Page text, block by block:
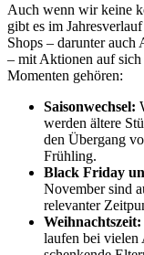
Auch wenn wir keine
gibt es im
Shops – darunter auch
– mit Aktionen auf sich
Momenten gehören:
Saisonwechsel:
werden ältere
den Übergang
Frühling.
Black Friday
November sind
relevanter
Weihnachtszeit:
laufen bei vielen